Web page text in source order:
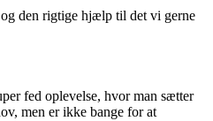
den rigtige hjælp til det vi gerne
fed oplevelse, hvor man sætter
men erikke bange for at